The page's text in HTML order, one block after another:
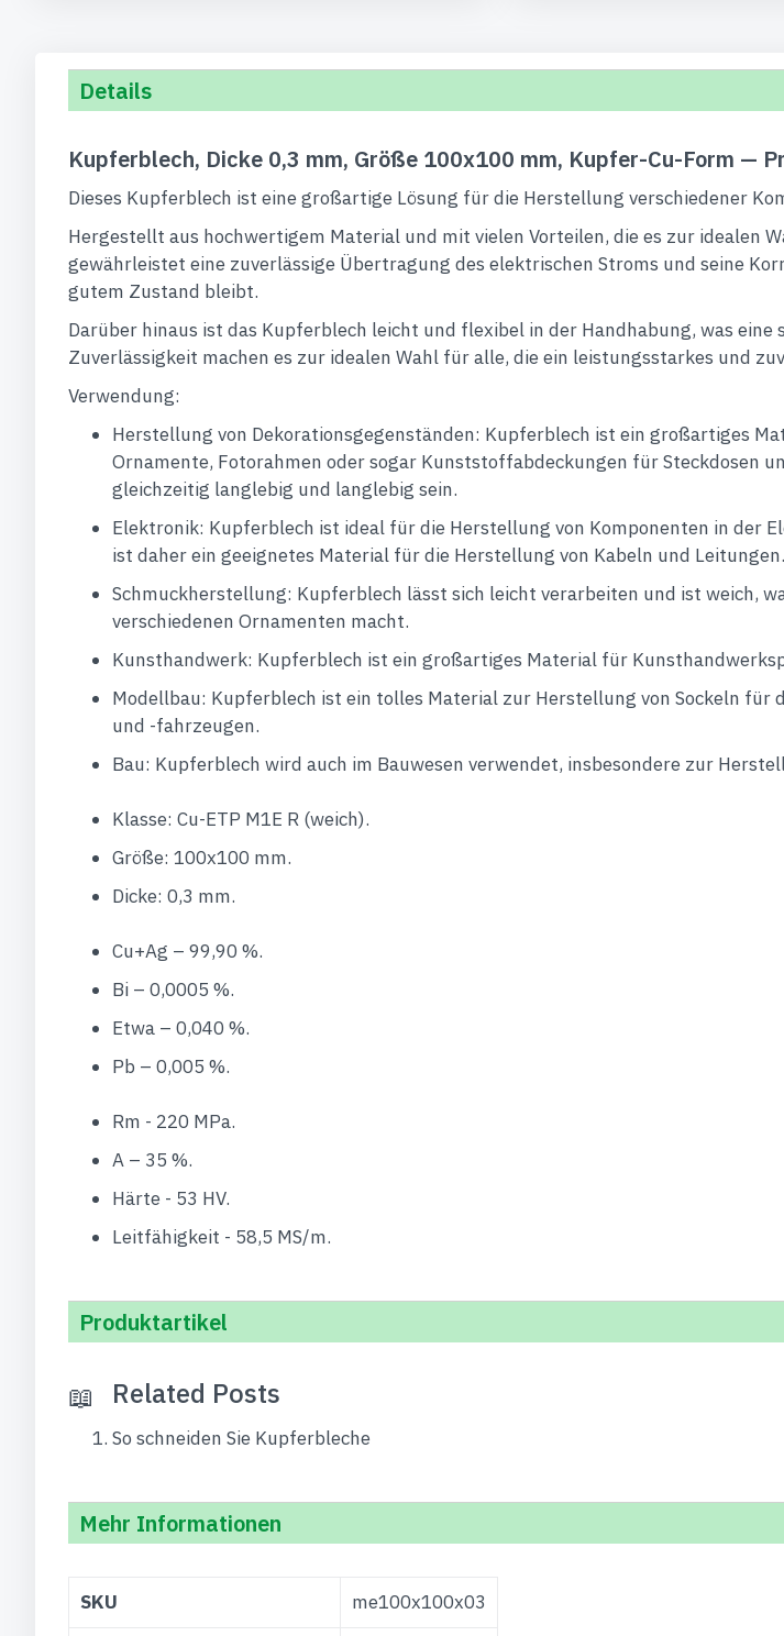
Details
Kupferblech, Dicke 0,3 mm, Größe 100x100 mm, Kupfer-Cu-Form —
Dieses Kupferblech ist eine großartige Lösung für die Herstellung verschiedener
Hergestellt aus hochwertigem Material und mit vielen Vorteilen, die es zur idealen
gewährleistet eine zuverlässige Übertragung des elektrischen Stroms und seine
gutem Zustand bleibt.
Darüber hinaus ist das Kupferblech leicht und flexibel in der Handhabung, was
Zuverlässigkeit machen es zur idealen Wahl für alle, die ein leistungsstarkes und
Verwendung:
Herstellung von Dekorationsgegenständen: Kupferblech ist ein großartiges
Ornamente, Fotorahmen oder sogar Kunststoffabdeckungen für Steckdosen
gleichzeitig langlebig und langlebig sein.
Elektronik: Kupferblech ist ideal für die Herstellung von Komponenten in der
ist daher ein geeignetes Material für die Herstellung von Kabeln und Leitungen.
Schmuckherstellung: Kupferblech lässt sich leicht verarbeiten und ist weich,
verschiedenen Ornamenten macht.
Kunsthandwerk: Kupferblech ist ein großartiges Material für
Modellbau: Kupferblech ist ein tolles Material zur Herstellung von Sockeln
und -fahrzeugen.
Bau: Kupferblech wird auch im Bauwesen verwendet, insbesondere zur
Klasse: Cu-ETP M1E R (weich).
Größe: 100x100 mm.
Dicke: 0,3 mm.
Cu+Ag – 99,90 %.
Bi – 0,0005 %.
Etwa – 0,040 %.
Pb – 0,005 %.
Rm - 220 MPa.
A – 35 %.
Härte - 53 HV.
Leitfähigkeit - 58,5 MS/m.
Produktartikel
Related Posts
So schneiden Sie Kupferbleche
Mehr Informationen
Informationen
SKU me100x100x03